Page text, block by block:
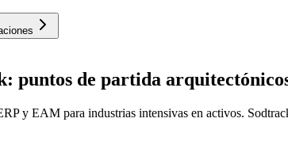
puntos de partida
y EAM para industrias intensivas en activos.